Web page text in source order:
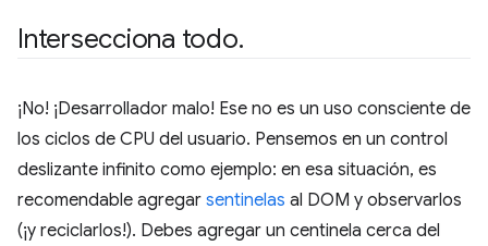
Intersecciona todo.
¡No! ¡Desarrollador malo! Ese no es un uso consciente de
los ciclos de CPU del usuario. Pensemos en un control
deslizante infinito como ejemplo: en esa situación, es
recomendable agregar sentinelas al DOM y observarlos
(¡y reciclarlos!). Debes agregar un centinela cerca del